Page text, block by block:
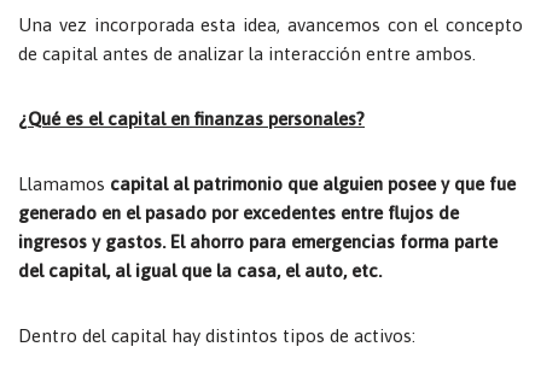
Una vez incorporada esta idea, avancemos con el concepto
de capital antes de analizar la interacción entre ambos.
¿Qué es el capital en finanzas personales?
Llamamos capital al patrimonio que alguien posee y que fue
generado en el pasado por excedentes entre flujos de
ingresos y gastos. El ahorro para emergencias forma parte
del capital, al igual que la casa, el auto, etc.
Dentro del capital hay distintos tipos de activos: